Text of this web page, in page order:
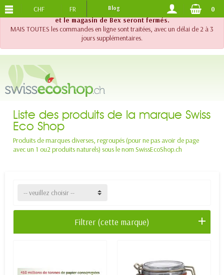
!! Important !! Jusqu'au 20 août 2026, le support téléphonique
et le magasin de Bex seront fermés.
MAIS TOUTES les commandes en ligne sont traitées, avec un délai de 2 à 3
jours supplémentaires.
PORTS OFFERTS DES 120.-
CHF FR Blog 0
Liste des produits de la marque Swiss
Eco Shop
Produits de marques diverses, regroupés (pour ne pas avoir de page
avec un 1 ou2 produits naturels) sous le nom SwissEcoShop.ch
-- veuillez choisir --
Filtrer (cette marque)